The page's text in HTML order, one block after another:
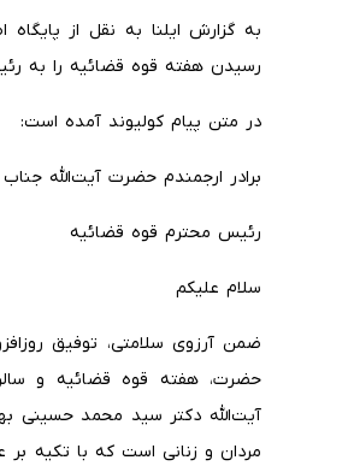
به گزارش ایلنا به نقل از
رسیدن هفته قوه قضائیه را به
در متن پیام کولیوند آمده است:
برادر ارجمندم حضرت آیت‌الله
رئیس محترم قوه قضائیه
سلام علیکم
ضمن آرزوی سلامتی، توفیق
حضرت، هفته قوه قضائیه و
آیت‌الله دکتر سید محمد حسینی
مردان و زنانی است که با تکیه بر